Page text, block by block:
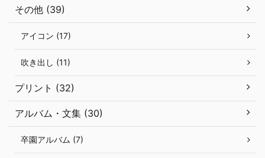
その他 (39)
アイコン (17)
吹き出し (11)
プリント (32)
アルバム・文集 (30)
卒園アルバム (7)